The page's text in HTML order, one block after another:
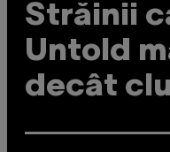
Străinii
Untold
decât